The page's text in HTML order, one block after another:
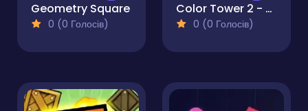
Geometry Square
0 (0 Голосів)
Color Tower 2 - Drop The Boxes 3D
0 (0 Голосів)